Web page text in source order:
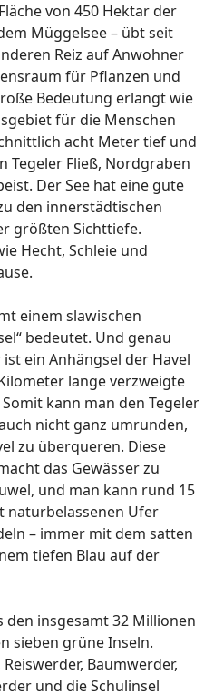
von 450 Hektar der
Müggelsee – übt seit
Reiz auf Anwohner
für Pflanzen und
Bedeutung erlangt wie
für die Menschen
acht Meter tief und
Tegeler Fließ, Nordgraben
Der See hat eine gute
den innerstädtischen
größten Sichttiefe.
Hecht, Schleie und
einem slawischen
bedeutet. Und genau
ein Anhängsel der Havel
lange verzweigte
kann man den Tegeler
nicht ganz umrunden,
zu überqueren. Diese
das Gewässer zu
und man kann rund 15
naturbelassenen Ufer
– immer mit dem satten
tiefen Blau auf der
den insgesamt 32 Millionen
sieben grüne Inseln.
Baumwerder,
und die Schulinsel